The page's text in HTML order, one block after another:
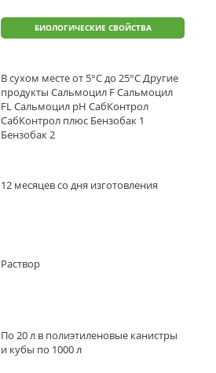
БИОЛОГИЧЕСКИЕ СВОЙСТВА
В сухом месте от 5°С до 25°С Другие
продукты Сальмоцил F Сальмоцил
FL Сальмоцил pH СабКонтрол
СабКонтрол плюс Бензобак 1
Бензобак 2
12 месяцев со дня изготовления
Раствор
По 20 л в полиэтиленовые канистры
и кубы по 1000 л